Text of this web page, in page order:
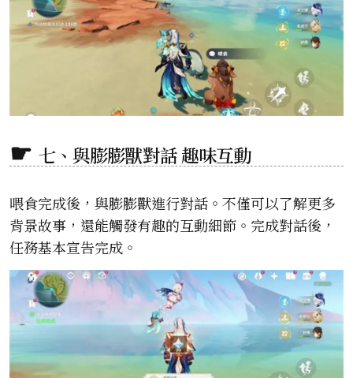
七、與膨膨獸對話 趣味互動
喂食完成後，與膨膨獸進行對話。不僅可以了解更多
背景故事，還能觸發有趣的互動細節。完成對話後，
任務基本宣告完成。